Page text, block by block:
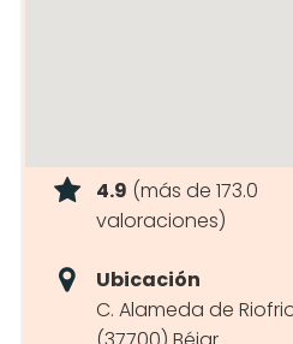
4.9 (más de 173.0
valoraciones)
Ubicación
C. Alameda de